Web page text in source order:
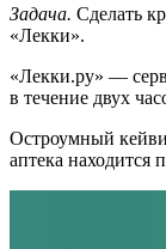
Задача. Сделать
«Лекки».
«Лекки.ру» —
в течение двух
Остроумный
аптека находится